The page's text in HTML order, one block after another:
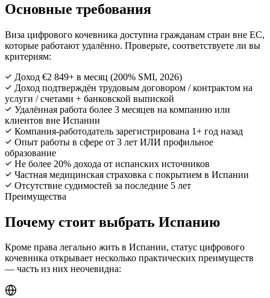
Основные требования
Виза цифрового кочевника доступна гражданам стран вне ЕС,
которые работают удалённо. Проверьте, соответствуете ли вы
критериям:
Доход €2 849+ в месяц (200% SMI, 2026)
Доход подтверждён трудовым договором / контрактом на
услуги / счетами + банковской выпиской
Удалённая работа более 3 месяцев на компанию или
клиентов вне Испании
Компания-работодатель зарегистрирована 1+ год назад
Опыт работы в сфере от 3 лет ИЛИ профильное
образование
Не более 20% дохода от испанских источников
Частная медицинская страховка с покрытием в Испании
Отсутствие судимостей за последние 5 лет
Преимущества
Почему стоит выбрать Испанию
Кроме права легально жить в Испании, статус цифрового
кочевника открывает несколько практических преимуществ
— часть из них неочевидна: